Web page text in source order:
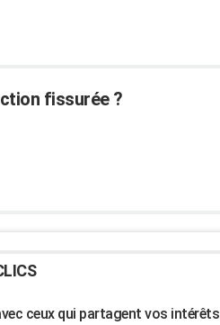
fissurée ?
ceux qui partagent vos intérêts